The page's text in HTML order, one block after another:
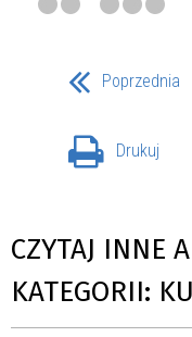
Poprzednia
Drukuj
CZYTAJ INNE
KATEGORII: